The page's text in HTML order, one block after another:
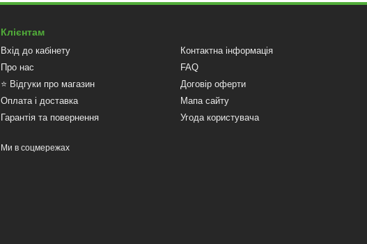
Клієнтам
Вхід до кабінету
Про нас
⭐ Відгуки про магазин
Оплата і доставка
Гарантія та повернення
Контактна інформація
FAQ
Договір оферти
Мапа сайту
Угода користувача
Ми в соцмережах